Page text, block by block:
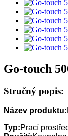
Go-touch
Stručný popis:
Název produktu:
Typ:Prací